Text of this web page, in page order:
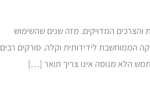
המדויקים. מזה שנים שהשימוש
הממוחשבת לידידותית וקלה. סורקים רבים
הלא מנוסה אינו צריך תואר […]